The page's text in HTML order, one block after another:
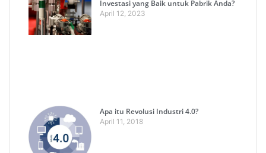
Investasi yang Baik untuk Pabrik Anda?
April 12, 2023
Apa itu Revolusi Industri 4.0?
April 11, 2018